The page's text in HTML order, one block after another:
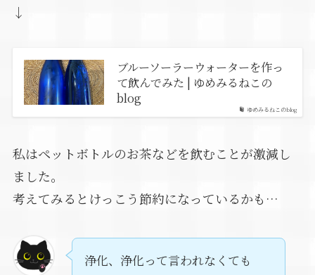
↓
ゆめみるねこのblog
ブルーソーラーウォーターを作っ
て飲んでみた | ゆめみるねこの
blog
私はペットボトルのお茶などを飲むことが激減し
ました。
考えてみるとけっこう節約になっているかも…
浄化、浄化って言われなくても